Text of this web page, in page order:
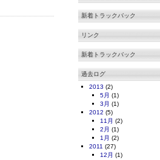
新着トラックバック
リンク
新着トラックバック
過去ログ
2013 (2)
5月 (1)
3月 (1)
2012 (5)
11月 (2)
2月 (1)
1月 (2)
2011 (27)
12月 (1)